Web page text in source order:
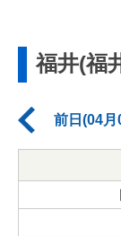
福井(福
前日(04月